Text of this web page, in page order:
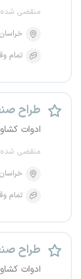
منقضی شده
تمام
طراح
ادوات
منقضی شده
تمام
طراح
ادوات